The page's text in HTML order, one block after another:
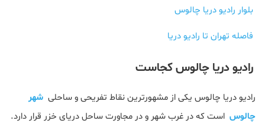
بلوار رادیو دریا چالوس
فاصله تهران تا رادیو دریا
رادیو دریا چالوس کجاست
رادیو دریا چالوس یکی از مشهورترین نقاط تفریحی و ساحلی شهر
چالوس است که در غرب شهر و در مجاورت ساحل دریای خزر قرار دارد.